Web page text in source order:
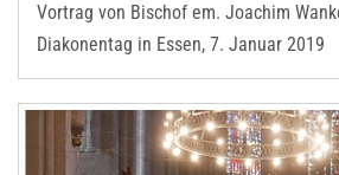
Vortrag von Bischof em. Joachim
Diakonentag in Essen, 7. Januar 2019